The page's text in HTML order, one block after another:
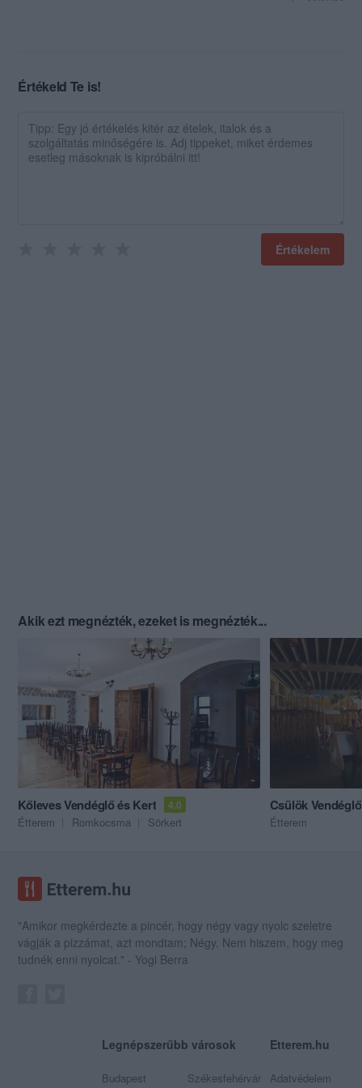
Értékeld Te is!
Értékelem
Akik ezt megnézték, ezeket is megnézték...
Kőleves Vendéglő és Kert 4.0
Étterem Romkocsma Sörkert
Csülök Vendéglő
Étterem
"Amikor megkérdezte a pincér, hogy négy vagy nyolc szeletre
vágják a pizzámat, azt mondtam; Négy. Nem hiszem, hogy meg
tudnék enni nyolcat." - Yogi Berra
Legnépszerűbb városok
Budapest Székesfehérvár
Etterem.hu
Adatvédelem